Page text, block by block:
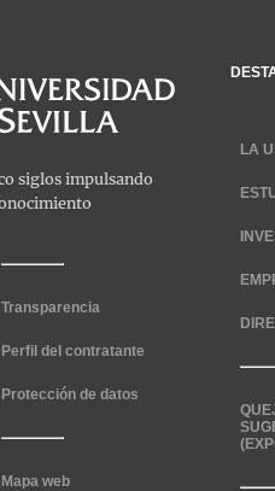
Transparencia
Perfil del contratante
Protección de datos
Mapa web
LA